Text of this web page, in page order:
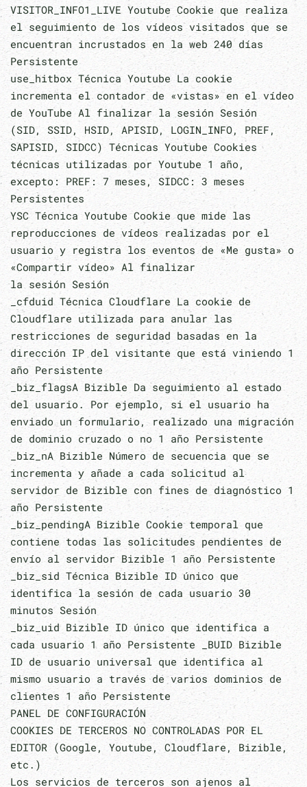
VISITOR_INFO1_LIVE Youtube Cookie que realiza
el seguimiento de los vídeos visitados que se
encuentran incrustados en la web 240 días
Persistente
use_hitbox Técnica Youtube La cookie
incrementa el contador de «vistas» en el vídeo
de YouTube Al finalizar la sesión Sesión
(SID, SSID, HSID, APISID, LOGIN_INFO, PREF,
SAPISID, SIDCC) Técnicas Youtube Cookies
técnicas utilizadas por Youtube 1 año,
excepto: PREF: 7 meses, SIDCC: 3 meses
Persistentes
YSC Técnica Youtube Cookie que mide las
reproducciones de vídeos realizadas por el
usuario y registra los eventos de «Me gusta» o
«Compartir vídeo» Al finalizar
la sesión Sesión
_cfduid Técnica Cloudflare La cookie de
Cloudflare utilizada para anular las
restricciones de seguridad basadas en la
dirección IP del visitante que está viniendo 1
año Persistente
_biz_flagsA Bizible Da seguimiento al estado
del usuario. Por ejemplo, si el usuario ha
enviado un formulario, realizado una migración
de dominio cruzado o no 1 año Persistente
_biz_nA Bizible Número de secuencia que se
incrementa y añade a cada solicitud al
servidor de Bizible con fines de diagnóstico 1
año Persistente
_biz_pendingA Bizible Cookie temporal que
contiene todas las solicitudes pendientes de
envío al servidor Bizible 1 año Persistente
_biz_sid Técnica Bizible ID único que
identifica la sesión de cada usuario 30
minutos Sesión
_biz_uid Bizible ID único que identifica a
cada usuario 1 año Persistente _BUID Bizible
ID de usuario universal que identifica al
mismo usuario a través de varios dominios de
clientes 1 año Persistente
PANEL DE CONFIGURACIÓN
COOKIES DE TERCEROS NO CONTROLADAS POR EL
EDITOR (Google, Youtube, Cloudflare, Bizible,
etc.)
Los servicios de terceros son ajenos al